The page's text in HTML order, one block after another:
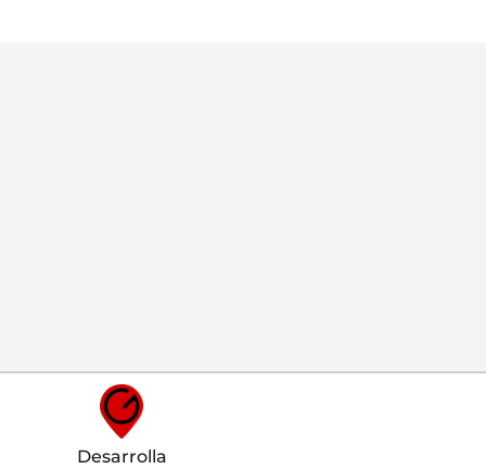
Desarrolla